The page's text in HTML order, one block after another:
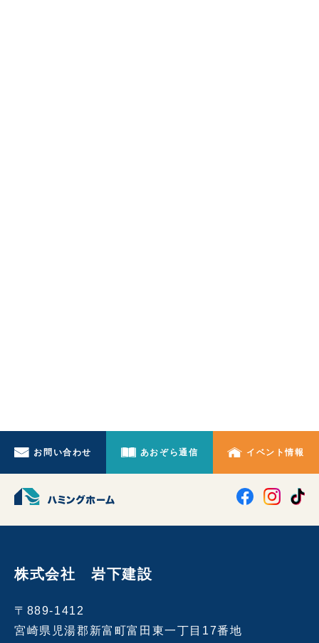
お問い合わせ あおぞら通信 イベント情報
株式会社 岩下建設
〒889-1412
宮崎県児湯郡新富町富田東一丁目17番地